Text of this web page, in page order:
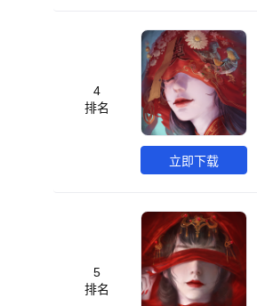
4
排名
立即下载
5
排名